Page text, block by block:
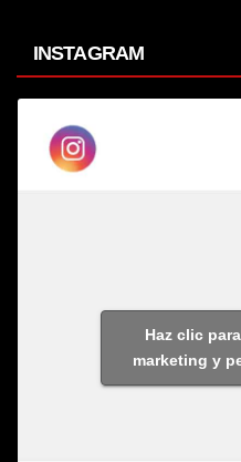
INSTAGRAM
Haz clic
marketing y